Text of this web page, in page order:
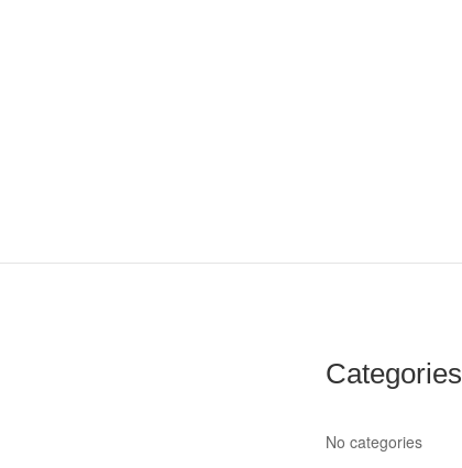
Categories
No categories